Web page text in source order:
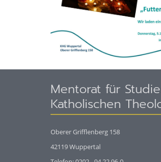
Mentorat für
Katholischen
Oberer Grifflenberg 158
42119 Wuppertal